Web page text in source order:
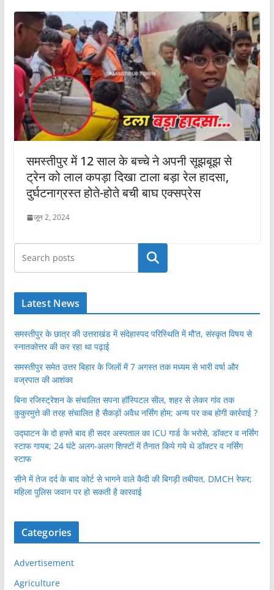
समस्तीपुर में 12 साल के बच्चे ने अपनी सूझबूझ से
ट्रेन को लाल कपड़ा दिखा टाला बड़ा रेल हादसा,
दुर्घटनाग्रस्त होते-होते बची बाघ एक्सप्रेस
जून 2, 2024
खोजें
Latest News
समस्तीपुर के छात्र की उत्तराखंड में संदेहास्पद परिस्थिति में मौ’त, संस्कृत विषय से
स्नातकोत्तर की कर रहा था पढ़ाई
समस्तीपुर समेत उत्तर बिहार के जिलों में 7 अगस्त तक मध्यम से भारी वर्षा और
वज्रपात की आशंका
बिना रजिस्ट्रेशन के संचालित सपना हॉस्पिटल सील, शहर से लेकर गांव तक
कुकुरमुत्ते की तरह संचालित है सैकड़ों अवैध नर्सिंग होम; अन्य पर कब होगी कार्रवाई ?
उद्घाटन के दो हफ्ते बाद ही सदर अस्पताल का ICU गार्ड के भरोसे, डॉक्टर व नर्सिंग
स्टाफ गायब; 24 घंटे अलग-अलग शिफ्टों में तैनात किये गये थे डॉक्टर व नर्सिंग
स्टाफ
सीने में तेज दर्द के बाद कोर्ट से भागने वाले कैदी की बिगड़ी तबीयत, DMCH रेफर;
महिला पुलिस जवान पर हो सकती है कारवाई
Categories
Advertisement
Agriculture